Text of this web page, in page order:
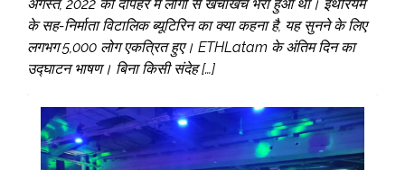
अगस्त, 2022 को दोपहर में लोगों से खचाखच भरा हुआ था। इथेरियम
के सह-निर्माता विटालिक ब्यूटिरिन का क्या कहना है, यह सुनने के लिए
लगभग 5,000 लोग एकत्रित हुए। ETHLatam के अंतिम दिन का
उद्घाटन भाषण। बिना किसी संदेह […]